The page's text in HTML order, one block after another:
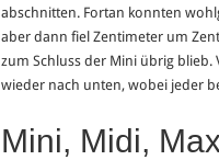
abschnitten. Fortan konnten
aber dann fiel Zentimeter um
zum Schluss der Mini übrig blieb.
wieder nach unten, wobei jeder
Mini, Midi,